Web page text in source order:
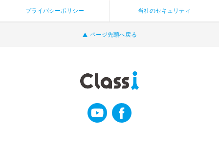
ページ先頭へ戻る
プライバシーポリシー 当社のセキュリティ